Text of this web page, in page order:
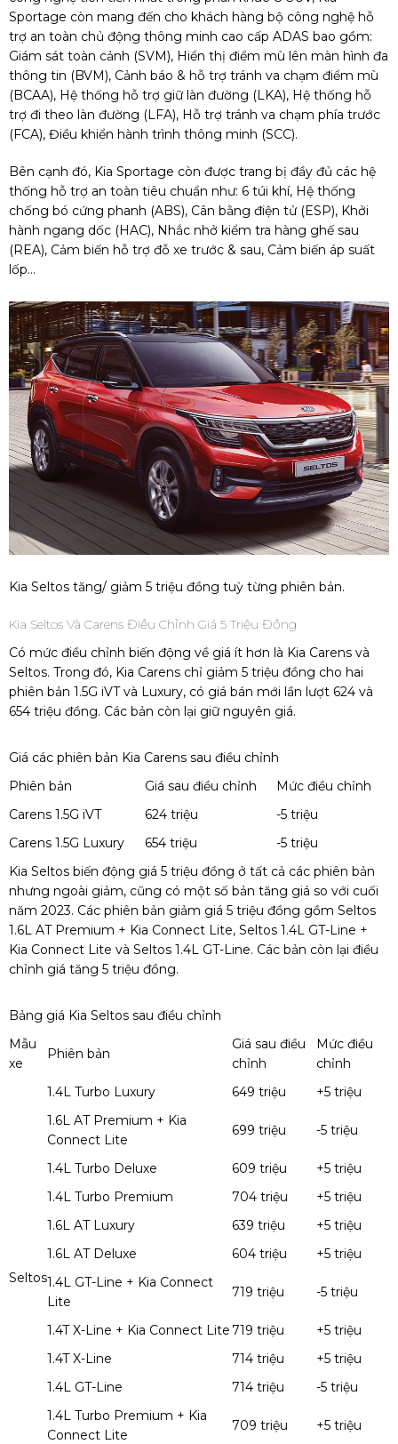
Sportage còn mang đến cho khách hàng bộ công nghệ hỗ
trợ an toàn chủ động thông minh cao cấp ADAS bao gồm:
Giám sát toàn cảnh (SVM), Hiển thị điểm mù lên màn hình đa
thông tin (BVM), Cảnh báo & hỗ trợ tránh va chạm điểm mù
(BCAA), Hệ thống hỗ trợ giữ làn đường (LKA), Hệ thống hỗ
trợ đi theo làn đường (LFA), Hỗ trợ tránh va chạm phía trước
(FCA), Điều khiển hành trình thông minh (SCC).
Bên cạnh đó, Kia Sportage còn được trang bị đầy đủ các hệ
thống hỗ trợ an toàn tiêu chuẩn như: 6 túi khí, Hệ thống
chống bó cứng phanh (ABS), Cân bằng điện tử (ESP), Khởi
hành ngang dốc (HAC), Nhắc nhở kiểm tra hàng ghế sau
(REA), Cảm biến hỗ trợ đỗ xe trước & sau, Cảm biến áp suất
lốp…
Kia Seltos tăng/ giảm 5 triệu đồng tuỳ từng phiên bản.
Kia Seltos Và Carens Điều Chỉnh Giá 5 Triệu Đồng
Có mức điều chỉnh biến động về giá ít hơn là Kia Carens và
Seltos. Trong đó, Kia Carens chỉ giảm 5 triệu đồng cho hai
phiên bản 1.5G iVT và Luxury, có giá bán mới lần lượt 624 và
654 triệu đồng. Các bản còn lại giữ nguyên giá.
Giá các phiên bản Kia Carens sau điều chỉnh
Phiên bản
Giá sau điều chỉnh
Mức điều chỉnh
Carens 1.5G iVT
624 triệu
-5 triệu
Carens 1.5G Luxury
654 triệu
-5 triệu
Kia Seltos biến động giá 5 triệu đồng ở tất cả các phiên bản
nhưng ngoài giảm, cũng có một số bản tăng giá so với cuối
năm 2023. Các phiên bản giảm giá 5 triệu đồng gồm Seltos
1.6L AT Premium + Kia Connect Lite, Seltos 1.4L GT-Line +
Kia Connect Lite và Seltos 1.4L GT-Line. Các bản còn lại điều
chỉnh giá tăng 5 triệu đồng.
Bảng giá Kia Seltos sau điều chỉnh
Mẫu
xe
Phiên bản
Giá sau điều
chỉnh
Mức điều
chỉnh
Seltos
1.4L Turbo Luxury 649 triệu
+5 triệu
1.6L AT Premium + Kia
Connect Lite
699 triệu -5 triệu
1.4L Turbo Deluxe 609 triệu
+5 triệu
1.4L Turbo Premium
704 triệu
+5 triệu
1.6L AT Luxury
639 triệu
+5 triệu
1.6L AT Deluxe
604 triệu
+5 triệu
1.4L GT-Line + Kia Connect
Lite
719 triệu -5 triệu
1.4T X-Line + Kia Connect Lite719 triệu
+5 triệu
1.4T X-Line
714 triệu
+5 triệu
1.4L GT-Line
714 triệu
-5 triệu
1.4L Turbo Premium + Kia
Connect Lite
709 triệu +5 triệu